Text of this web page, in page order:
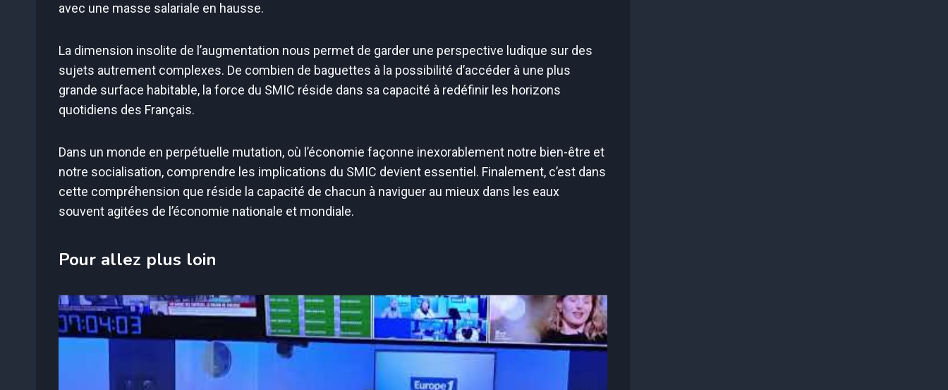
avec une masse salariale en hausse.
La dimension insolite de l’augmentation nous permet de garder une perspective ludique sur des
sujets autrement complexes. De combien de baguettes à la possibilité d’accéder à une plus
grande surface habitable, la force du SMIC réside dans sa capacité à redéfinir les horizons
quotidiens des Français.
Dans un monde en perpétuelle mutation, où l’économie façonne inexorablement notre bien-être et
notre socialisation, comprendre les implications du SMIC devient essentiel. Finalement, c’est dans
cette compréhension que réside la capacité de chacun à naviguer au mieux dans les eaux
souvent agitées de l’économie nationale et mondiale.
Pour allez plus loin